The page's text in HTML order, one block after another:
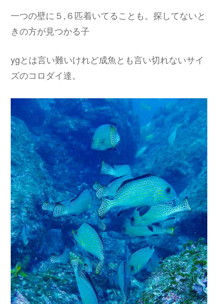
一つの壁に５,６匹着いてることも。探してないと
きの方が見つかる子
ygとは言い難いけれど成魚とも言い切れないサイ
ズのコロダイ達。